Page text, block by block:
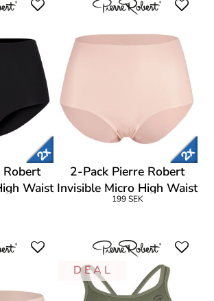
Robert
Waist
2-Pack Pierre Robert
Invisible Micro High Waist
Briefs
199 SEK
D E A L